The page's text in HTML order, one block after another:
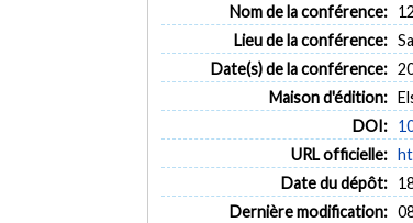
Nom de la conférence:
Lieu de la conférence:
Date(s) de la conférence:
Maison d'édition:
DOI:
URL officielle:
Date du dépôt:
Dernière modification: